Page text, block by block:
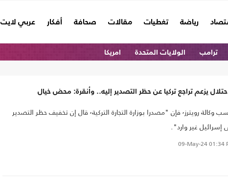
رياضة تغطيات مقالات صحافة أفكار عربي لايت
ترامب الولايات المتحدة امريكا
يزعم تراجع تركيا عن حظر التصدير إليه.. وأنقرة: محض خيال
بحسب وكالة رويترز٬ فإن "مصدرا بوزارة التجارة التركية٬ قال إن تخفيف حظر التصدير
إسرائيل غير وارد".
09-May-2401:34